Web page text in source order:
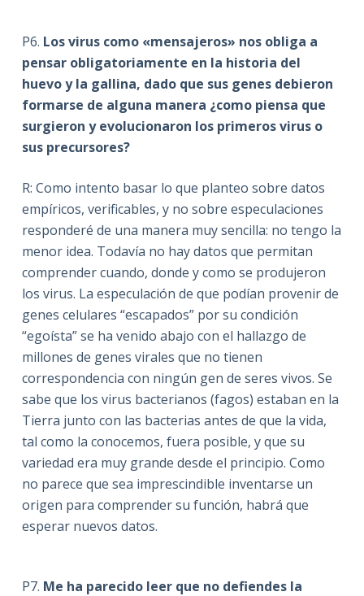
P6. Los virus como «mensajeros» nos obliga a
pensar obligatoriamente en la historia del
huevo y la gallina, dado que sus genes debieron
formarse de alguna manera ¿como piensa que
surgieron y evolucionaron los primeros virus o
sus precursores?
R: Como intento basar lo que planteo sobre datos
empíricos, verificables, y no sobre especulaciones
responderé de una manera muy sencilla: no tengo la
menor idea. Todavía no hay datos que permitan
comprender cuando, donde y como se produjeron
los virus. La especulación de que podían provenir de
genes celulares “escapados” por su condición
“egoísta” se ha venido abajo con el hallazgo de
millones de genes virales que no tienen
correspondencia con ningún gen de seres vivos. Se
sabe que los virus bacterianos (fagos) estaban en la
Tierra junto con las bacterias antes de que la vida,
tal como la conocemos, fuera posible, y que su
variedad era muy grande desde el principio. Como
no parece que sea imprescindible inventarse un
origen para comprender su función, habrá que
esperar nuevos datos.
P7. Me ha parecido leer que no defiendes la